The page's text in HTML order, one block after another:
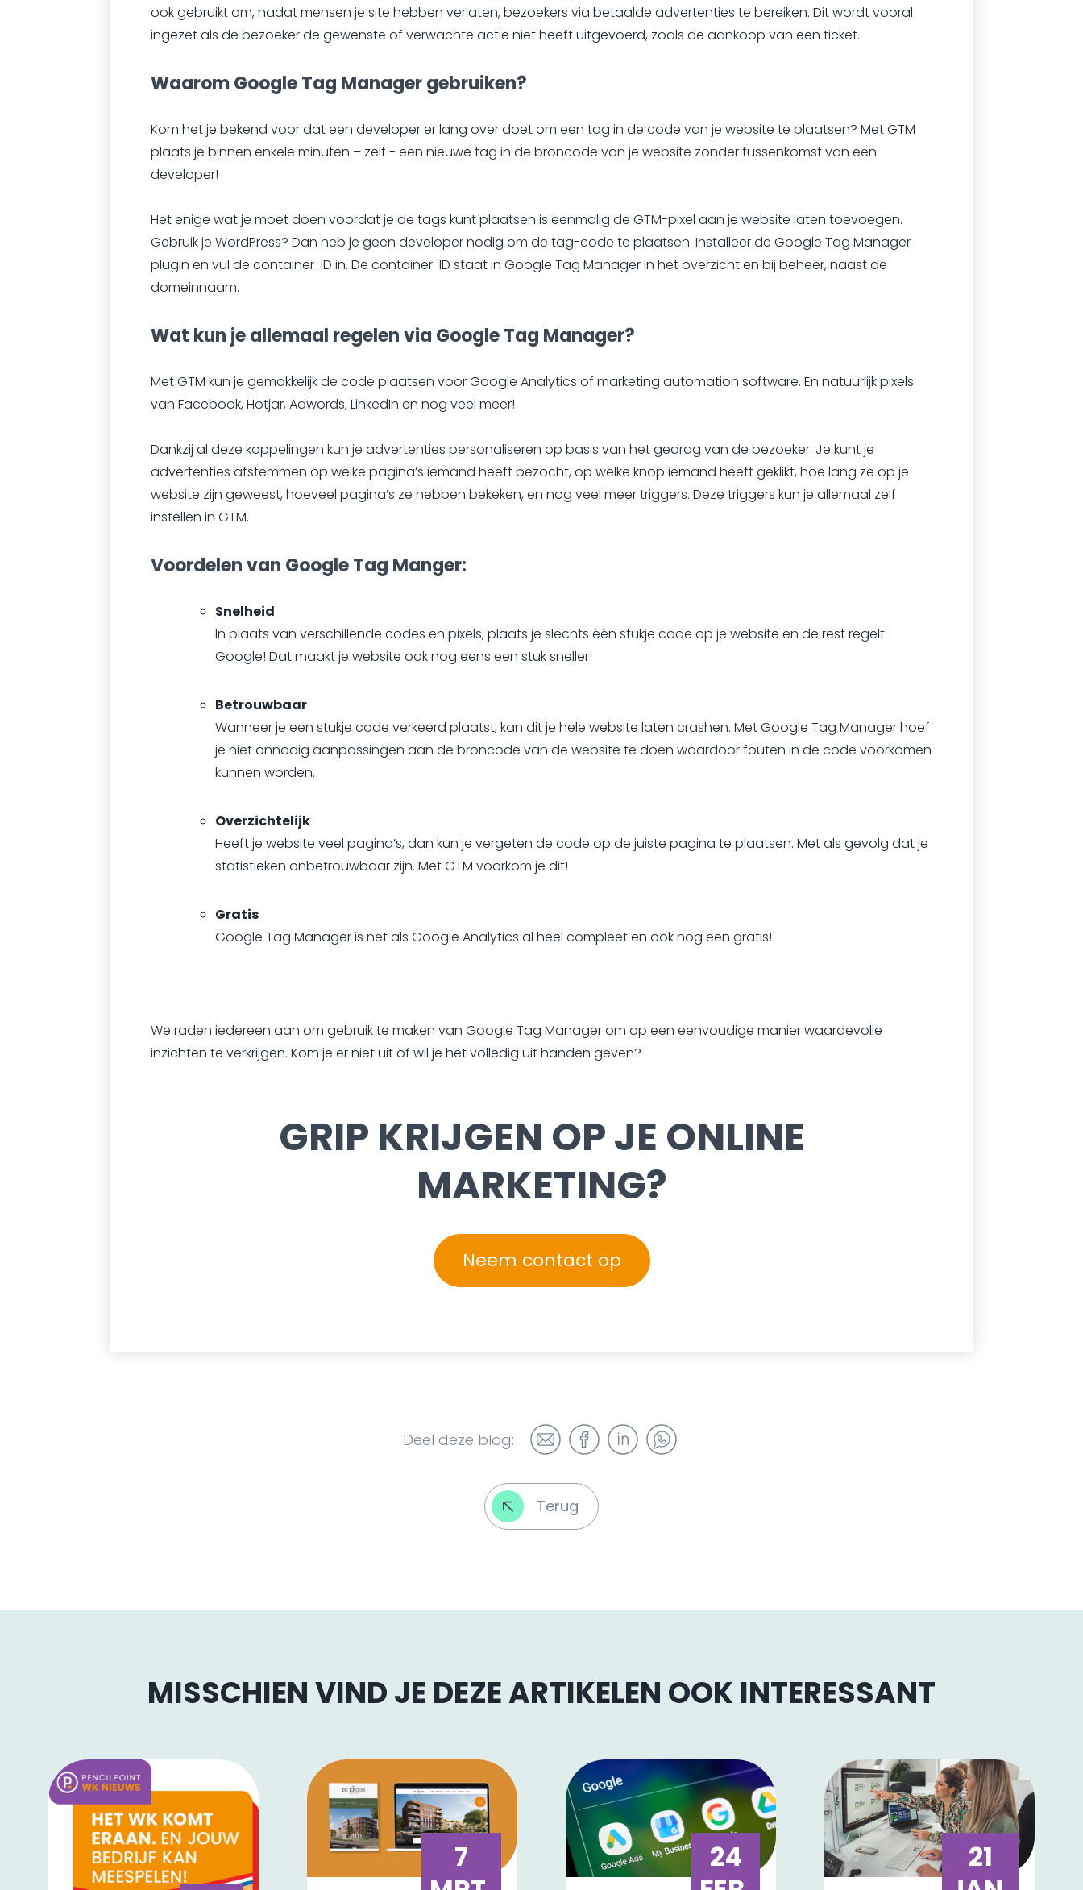
ook gebruikt om, nadat mensen je site hebben verlaten, bezoekers via betaalde advertenties te bereiken. Dit wordt vooral
ingezet als de bezoeker de gewenste of verwachte actie niet heeft uitgevoerd, zoals de aankoop van een ticket.
Waarom Google Tag Manager gebruiken?
Kom het je bekend voor dat een developer er lang over doet om een tag in de code van je website te plaatsen? Met GTM
plaats je binnen enkele minuten – zelf - een nieuwe tag in de broncode van je website zonder tussenkomst van een
developer!
Het enige wat je moet doen voordat je de tags kunt plaatsen is eenmalig de GTM-pixel aan je website laten toevoegen.
Gebruik je WordPress? Dan heb je geen developer nodig om de tag-code te plaatsen. Installeer de Google Tag Manager
plugin en vul de container-ID in. De container-ID staat in Google Tag Manager in het overzicht en bij beheer, naast de
domeinnaam.
Wat kun je allemaal regelen via Google Tag Manager?
Met GTM kun je gemakkelijk de code plaatsen voor Google Analytics of marketing automation software. En natuurlijk pixels
van Facebook, Hotjar, Adwords, LinkedIn en nog veel meer!
Dankzij al deze koppelingen kun je advertenties personaliseren op basis van het gedrag van de bezoeker. Je kunt je
advertenties afstemmen op welke pagina’s iemand heeft bezocht, op welke knop iemand heeft geklikt, hoe lang ze op je
website zijn geweest, hoeveel pagina’s ze hebben bekeken, en nog veel meer triggers. Deze triggers kun je allemaal zelf
instellen in GTM.
Voordelen van Google Tag Manger:
Snelheid
In plaats van verschillende codes en pixels, plaats je slechts één stukje code op je website en de rest regelt
Google! Dat maakt je website ook nog eens een stuk sneller!
Betrouwbaar
Wanneer je een stukje code verkeerd plaatst, kan dit je hele website laten crashen. Met Google Tag Manager hoef
je niet onnodig aanpassingen aan de broncode van de website te doen waardoor fouten in de code voorkomen
kunnen worden.
Overzichtelijk
Heeft je website veel pagina’s, dan kun je vergeten de code op de juiste pagina te plaatsen. Met als gevolg dat je
statistieken onbetrouwbaar zijn. Met GTM voorkom je dit!
Gratis
Google Tag Manager is net als Google Analytics al heel compleet en ook nog een gratis!
We raden iedereen aan om gebruik te maken van Google Tag Manager om op een eenvoudige manier waardevolle
inzichten te verkrijgen. Kom je er niet uit of wil je het volledig uit handen geven?
GRIP KRIJGEN OP JE ONLINE
MARKETING?
Neem contact op
Deel deze blog:
Terug
MISSCHIEN VIND JE DEZE ARTIKELEN OOK INTERESSANT
7
24
21